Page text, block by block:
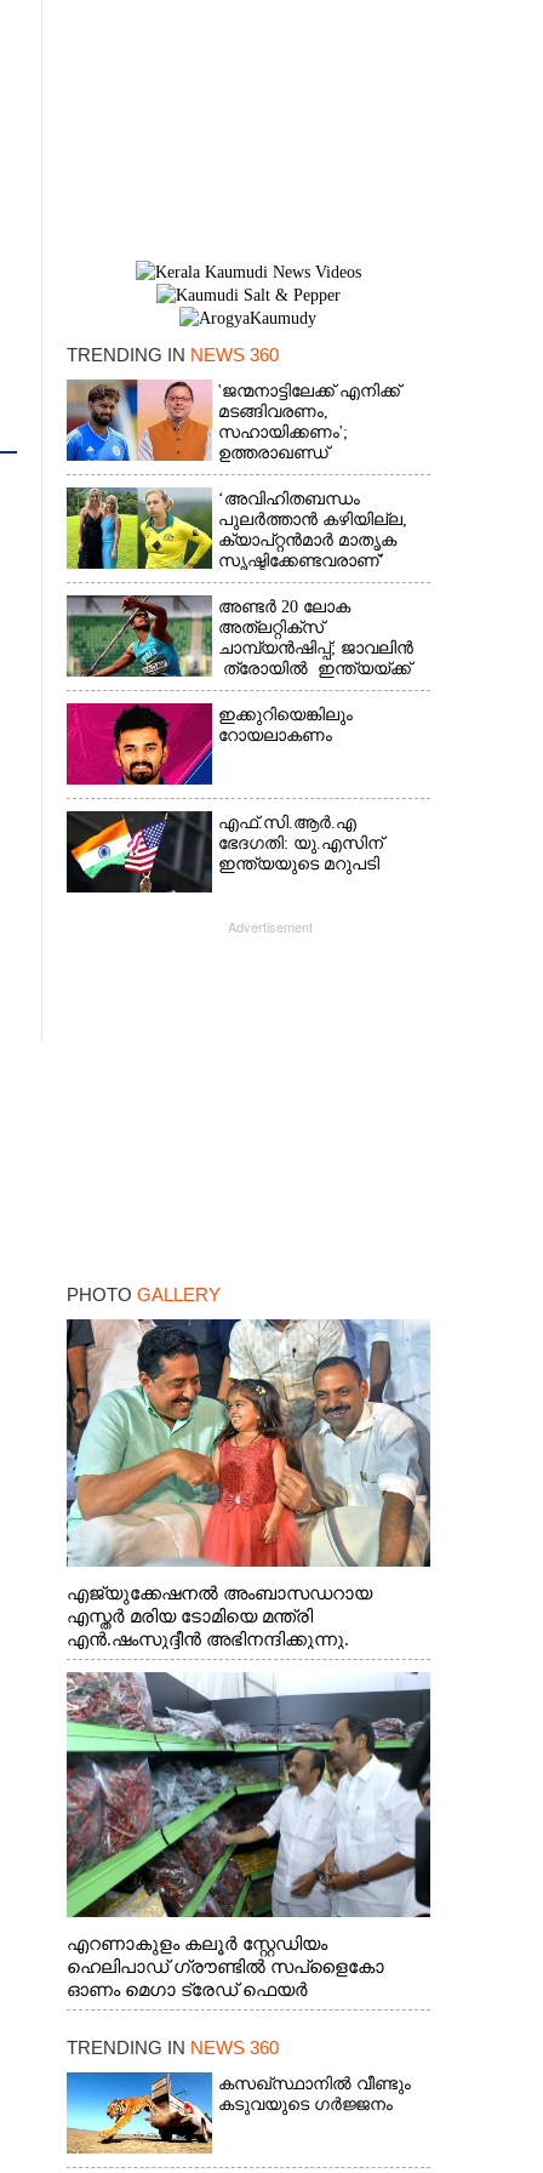
TRENDING IN NEWS 360
'ജന്മനാട്ടിലേക്ക് എനിക്ക്
മടങ്ങിവരണം,
സഹായിക്കണം';
ഉത്തരാഖണ്ഡ്
മുഖ്യമന്ത്രിയോട്
അപേക്ഷയുമായി ഋഷഭ്
പന്ത്
‘അവിഹിതബന്ധം
പുലർത്താൻ കഴിയില്ല,​
ക്യാപ്റ്റൻമാർ മാതൃക
സൃഷ്ടിക്കേണ്ടവരാണ്'
വിമർശനവുമായി ക്രിക്കറ്റ്
താരത്തിന്റെ ഭാര്യ
അണ്ടർ 20 ലോക
അത്‌ലറ്റിക്സ്
ചാമ്പ്യൻഷിപ്പ്; ജാവലിൻ
ത്രോയിൽ ഇന്ത്യയ്ക്ക്
വെള്ളി
ഇക്കുറിയെങ്കിലും
റോയലാകണം
എഫ്.സി.ആർ.എ
ഭേദഗതി: യു.എസിന്
ഇന്ത്യയുടെ മറുപടി
Advertisement
PHOTO GALLERY
എജ്യുക്കേഷനൽ അംബാസഡറായ
എസ്തർ മരിയ ടോമിയെ മന്ത്രി
എൻ.ഷംസുദ്ദീൻ അഭിനന്ദിക്കുന്നു.
എറണാകുളം കലൂർ സ്റ്റേഡിയം
ഹെലിപാഡ് ഗ്രൗണ്ടിൽ സപ്ളൈകോ
ഓണം മെഗാ ട്രേഡ് ഫെയർ
സംസ്ഥാനതല ഉദ്ഘാടനം നിർവഹിച്ച്
സതീശൻ. മന്ത്രി അനൂപ് ജേക്കബ് സമീപം
TRENDING IN NEWS 360
കസഖ്‌സ്ഥാനിൽ വീണ്ടും
കടുവയുടെ ഗർജ്ജനം
×